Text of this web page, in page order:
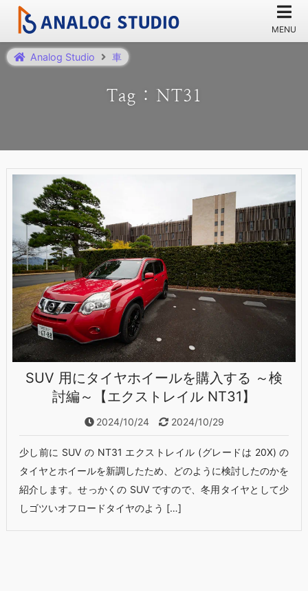
Tag : NT31
Analog Studio 車
SUV 用にタイヤホイールを購入する ～検
討編～【エクストレイル NT31】
2024/10/24 2024/10/29
少し前に SUV の NT31 エクストレイル (グレードは 20X) の
タイヤとホイールを新調したため、どのように検討したのかを
紹介します。せっかくの SUV ですので、冬用タイヤとして少
しゴツいオフロードタイヤのよう […]